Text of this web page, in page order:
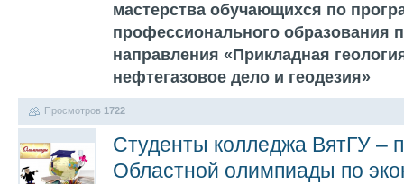
мастерства обучающихся по
профессионального образования
направления «Прикладная
нефтегазовое дело и геодезия»
Просмотров 1722
Студенты колледжа ВятГУ –
Областной олимпиады по